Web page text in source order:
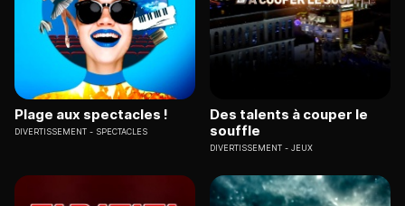
Plage aux spectacles !
DIVERTISSEMENT SPECTACLES
Des talents à couper le
souffle
DIVERTISSEMENT JEUX